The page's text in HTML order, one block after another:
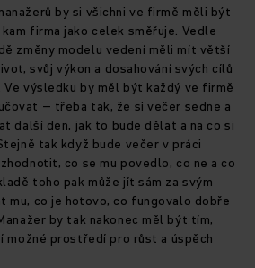
by si všichni ve firmě měli být
firma jako celek směřuje. Vedle
změny modelu vedení měli mít větší
svůj výkon a dosahování svých cílů
Ve výsledku by měl být každý ve firmě
– třeba tak, že si večer sedne a
další den, jak to bude dělat a na co si
tak když bude večer v práci
co se mu povedlo, co ne a co
toho pak může jít sám za svým
mu, co je hotovo, co fungovalo dobře
by tak nakonec měl být tím,
prostředí pro růst a úspěch